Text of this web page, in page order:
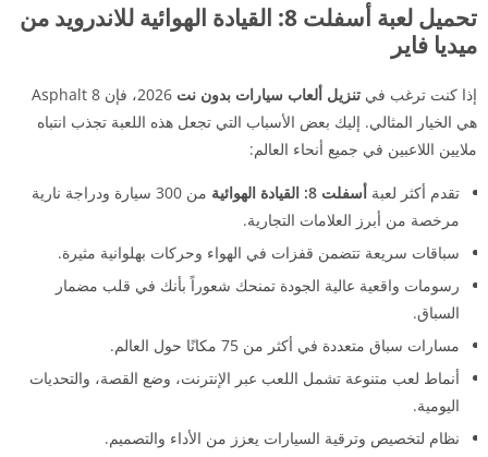
تحميل لعبة أسفلت 8: القيادة الهوائية للاندرويد من
ميديا فاير
إذا كنت ترغب في تنزيل ألعاب سيارات بدون نت
2026، فإن Asphalt 8
هي الخيار المثالي. إليك بعض الأسباب التي تجعل هذه اللعبة تجذب انتباه
ملايين اللاعبين في جميع أنحاء العالم:
تقدم أكثر لعبة أسفلت 8: القيادة الهوائية
من 300 سيارة ودراجة نارية
مرخصة من أبرز العلامات التجارية.
سباقات سريعة تتضمن قفزات في الهواء وحركات بهلوانية مثيرة.
رسومات واقعية عالية الجودة تمنحك شعوراً بأنك في قلب مضمار
السباق.
مسارات سباق متعددة في أكثر من 75 مكانًا حول العالم.
أنماط لعب متنوعة تشمل اللعب عبر الإنترنت، وضع القصة، والتحديات
اليومية.
نظام لتخصيص وترقية السيارات يعزز من الأداء والتصميم.